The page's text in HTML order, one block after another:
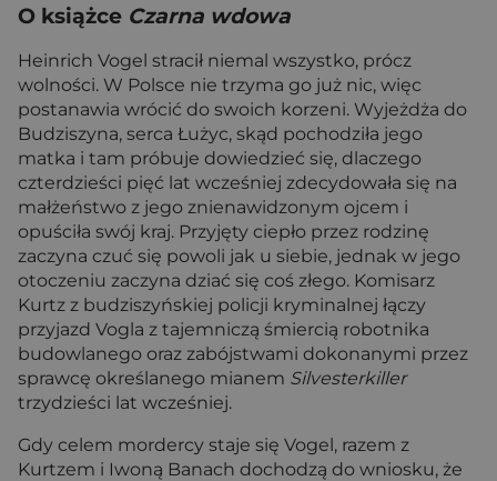
O książce Czarna wdowa
Heinrich Vogel stracił niemal wszystko, prócz
wolności. W Polsce nie trzyma go już nic, więc
postanawia wrócić do swoich korzeni. Wyjeżdża do
Budziszyna, serca Łużyc, skąd pochodziła jego
matka i tam próbuje dowiedzieć się, dlaczego
czterdzieści pięć lat wcześniej zdecydowała się na
małżeństwo z jego znienawidzonym ojcem i
opuściła swój kraj. Przyjęty ciepło przez rodzinę
zaczyna czuć się powoli jak u siebie, jednak w jego
otoczeniu zaczyna dziać się coś złego. Komisarz
Kurtz z budziszyńskiej policji kryminalnej łączy
przyjazd Vogla z tajemniczą śmiercią robotnika
budowlanego oraz zabójstwami dokonanymi przez
sprawcę określanego mianem Silvesterkiller
trzydzieści lat wcześniej.
Gdy celem mordercy staje się Vogel, razem z
Kurtzem i Iwoną Banach dochodzą do wniosku, że